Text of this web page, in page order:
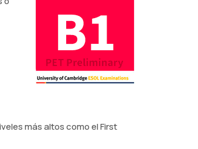
más altos como el First